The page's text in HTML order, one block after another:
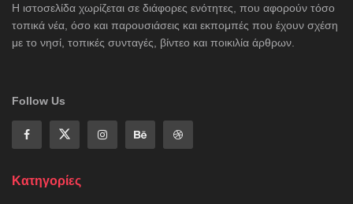
Η ιστοσελίδα χωρίζεται σε διάφορες ενότητες, που αφορούν τόσο
τοπικά νέα, όσο και παρουσιάσεις και εκπομπές που έχουν σχέση
με το νησί, τοπικές συνταγές, βίντεο και ποικιλία άρθρων.
Follow Us
Κατηγορίες